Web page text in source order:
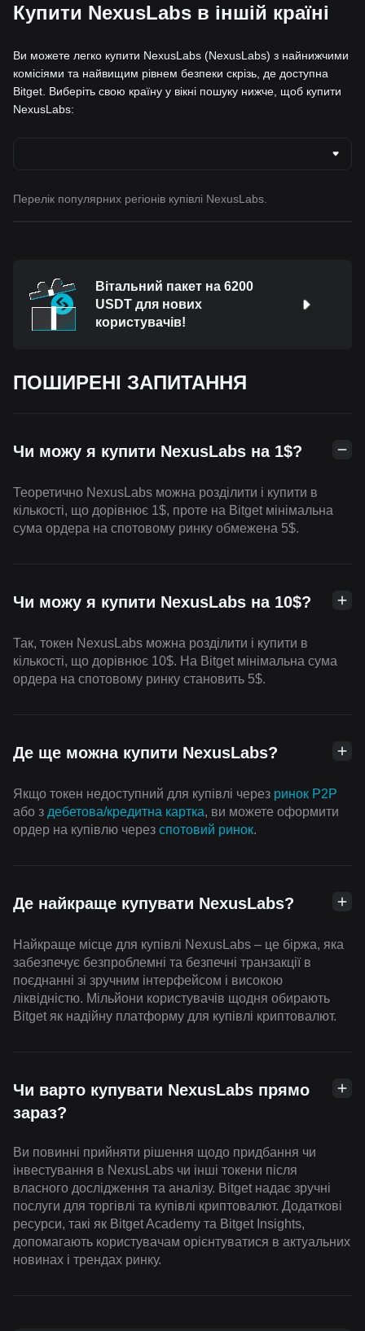
Купити NexusLabs в іншій країні
Ви можете легко купити NexusLabs (NexusLabs) з найнижчими
комісіями та найвищим рівнем безпеки скрізь, де доступна
Bitget. Виберіть свою країну у вікні пошуку нижче, щоб купити
NexusLabs:
Перелік популярних регіонів купівлі NexusLabs.
Вітальний пакет на 6200
USDT для нових
користувачів!
ПОШИРЕНІ ЗАПИТАННЯ
Чи можу я купити NexusLabs на 1$?
Теоретично NexusLabs можна розділити і купити в
кількості, що дорівнює 1$, проте на Bitget мінімальна
сума ордера на спотовому ринку обмежена 5$.
Чи можу я купити NexusLabs на 10$?
Так, токен NexusLabs можна розділити і купити в
кількості, що дорівнює 10$. На Bitget мінімальна сума
ордера на спотовому ринку становить 5$.
Де ще можна купити NexusLabs?
Якщо токен недоступний для купівлі через ринок P2P
або з дебетова/кредитна картка, ви можете оформити
ордер на купівлю через спотовий ринок.
Де найкраще купувати NexusLabs?
Найкраще місце для купівлі NexusLabs – це біржа, яка
забезпечує безпроблемні та безпечні транзакції в
поєднанні зі зручним інтерфейсом і високою
ліквідністю. Мільйони користувачів щодня обирають
Bitget як надійну платформу для купівлі криптовалют.
Чи варто купувати NexusLabs прямо
зараз?
Ви повинні прийняти рішення щодо придбання чи
інвестування в NexusLabs чи інші токени після
власного дослідження та аналізу. Bitget надає зручні
послуги для торгівлі та купівлі криптовалют. Додаткові
ресурси, такі як Bitget Academy та Bitget Insights,
допомагають користувачам орієнтуватися в актуальних
новинах і трендах ринку.